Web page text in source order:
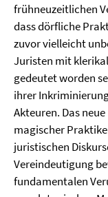
frühneuzeitlichen
dass dörfliche
zuvor vielleicht
Juristen mit
gedeutet worden
ihrer
Akteuren. Das
magischer
juristischen
Vereindeutigung
fundamentalen